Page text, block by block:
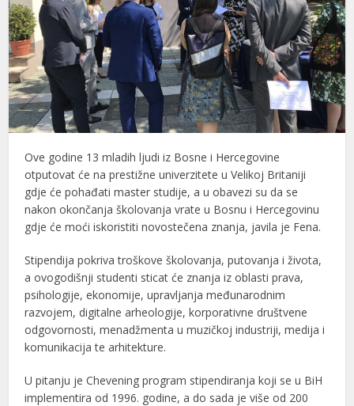
Ove godine 13 mladih ljudi iz Bosne i Hercegovine
otputovat će na prestižne univerzitete u Velikoj Britaniji
gdje će pohađati master studije, a u obavezi su da se
nakon okončanja školovanja vrate u Bosnu i Hercegovinu
gdje će moći iskoristiti novostečena znanja, javila je Fena.
Stipendija pokriva troškove školovanja, putovanja i života,
a ovogodišnji studenti sticat će znanja iz oblasti prava,
psihologije, ekonomije, upravljanja međunarodnim
razvojem, digitalne arheologije, korporativne društvene
odgovornosti, menadžmenta u muzičkoj industriji, medija i
komunikacija te arhitekture.
U pitanju je Chevening program stipendiranja koji se u BiH
implementira od 1996. godine, a do sada je više od 200